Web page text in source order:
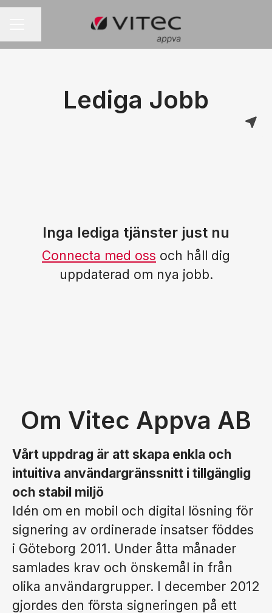
Lediga Jobb
Inga lediga tjänster just nu
Connecta med oss och håll dig
uppdaterad om nya jobb.
Om Vitec Appva AB
Vårt uppdrag är att skapa enkla och
intuitiva användargränssnitt i tillgänglig
och stabil miljö
Idén om en mobil och digital lösning för
signering av ordinerade insatser föddes
i Göteborg 2011. Under åtta månader
samlades krav och önskemål in från
olika användargrupper. I december 2012
gjordes den första signeringen på ett